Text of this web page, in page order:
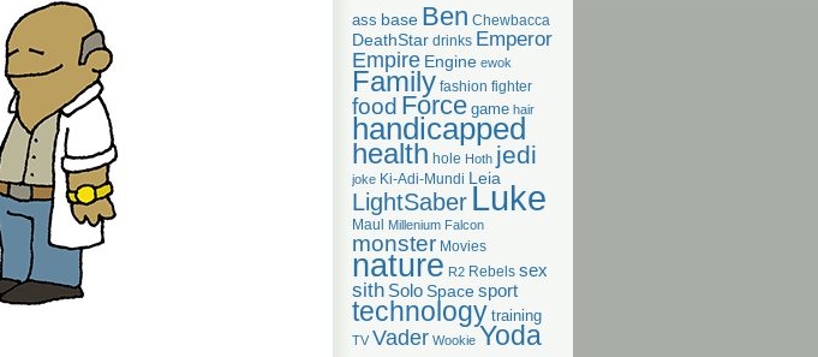
ass base Ben Chewbacca
DeathStar drinks Emperor
Empire Engine ewok
Family fashion fighter
food Force game hair
handicapped
health hole Hoth jedi
joke Ki-Adi-Mundi Leia
LightSaberLuke
Maul Millenium Falcon
monster Movies
nature R2 Rebels sex
sith SoloSpacesport
technology training
TV Vader Wookie Yoda